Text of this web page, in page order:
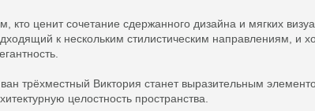
кто ценит сочетание сдержанного дизайна и мягких
к нескольким стилистическим направлениям, и
трёхместный Виктория станет выразительным
целостность пространства.